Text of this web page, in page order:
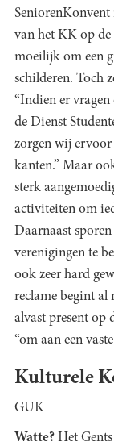
SeniorenKonvent
van het KK op
moeilijk om een
schilderen. Toch
“Indien er
de Dienst
zorgen wij ervoor
kanten.” Maar
sterk
activiteiten om
Daarnaast
verenigingen te
ook zeer hard
reclame begint al
alvast present op
“om aan een
Kulturele
GUK
Watte? Het